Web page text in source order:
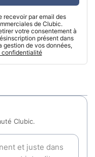
recevoir par email des
de Clubic.
votre consentement à
présent dans
gestion de vos données,
confidentialité
Clubic.